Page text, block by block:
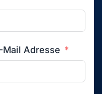
Mail Adresse